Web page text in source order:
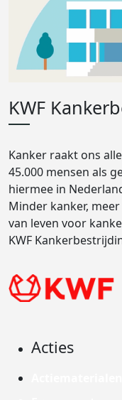
KWF
Kanker raakt ons
45.000 mensen als
hiermee in
Minder kanker,
van leven voor
KWF
Acties